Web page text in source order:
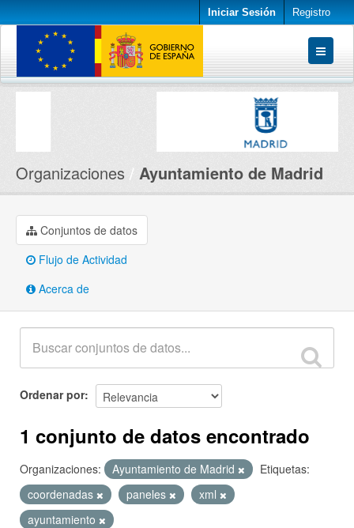
Iniciar Sesión Registro
Conjuntos de datos
Organizaciones Ayuntamiento de Madrid
Conjuntos de datos
Flujo de Actividad
Acerca de
Ordenar por
1 conjunto de datos encontrado
Organizaciones: Ayuntamiento de Madrid
Etiquetas:
coordenadas
paneles
xml
ayuntamiento